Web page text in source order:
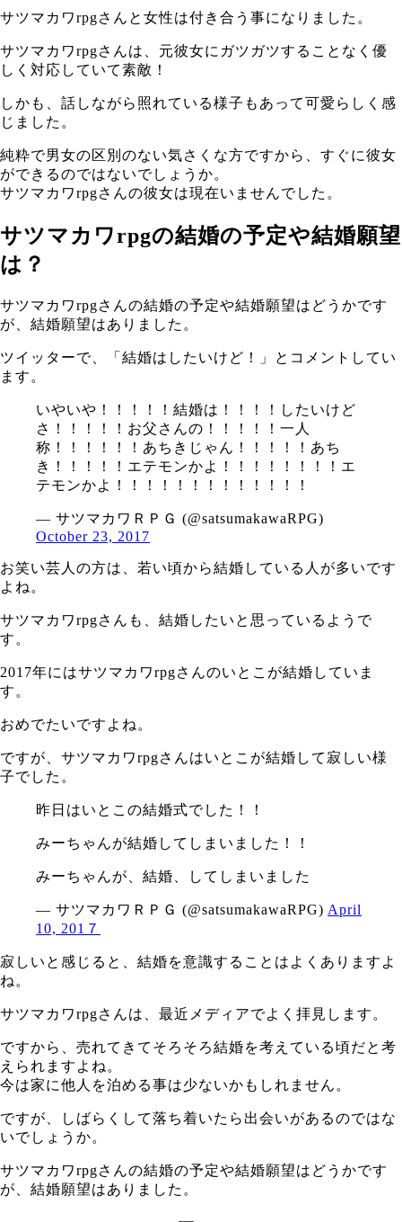
サツマカワrpgさんと女性は付き合う事になりました。
サツマカワrpgさんは、元彼女にガツガツすることなく優
しく対応していて素敵！
しかも、話しながら照れている様子もあって可愛らしく感
じました。
純粋で男女の区別のない気さくな方ですから、すぐに彼女
ができるのではないでしょうか。
サツマカワrpgさんの彼女は現在いませんでした。
サツマカワrpgの結婚の予定や結婚願望
は？
サツマカワrpgさんの結婚の予定や結婚願望はどうかです
が、結婚願望はありました。
ツイッターで、「結婚はしたいけど！」とコメントしてい
ます。
いやいや！！！！！結婚は！！！！したいけど
さ！！！！！お父さんの！！！！！一人
称！！！！！！あちきじゃん！！！！！あち
き！！！！！エテモンかよ！！！！！！！！エ
テモンかよ！！！！！！！！！！！！！
— サツマカワＲＰＧ (@satsumakawaRPG)
October 23, 2017
お笑い芸人の方は、若い頃から結婚している人が多いです
よね。
サツマカワrpgさんも、結婚したいと思っているようで
す。
2017年にはサツマカワrpgさんのいとこが結婚していま
す。
おめでたいですよね。
ですが、サツマカワrpgさんはいとこが結婚して寂しい様
子でした。
昨日はいとこの結婚式でした！！
みーちゃんが結婚してしまいました！！
みーちゃんが、結婚、してしまいました
— サツマカワＲＰＧ (@satsumakawaRPG) April
10, 201７
寂しいと感じると、結婚を意識することはよくありますよ
ね。
サツマカワrpgさんは、最近メディアでよく拝見します。
ですから、売れてきてそろそろ結婚を考えている頃だと考
えられますよね。
今は家に他人を泊める事は少ないかもしれません。
ですが、しばらくして落ち着いたら出会いがあるのではな
いでしょうか。
サツマカワrpgさんの結婚の予定や結婚願望はどうかです
が、結婚願望はありました。